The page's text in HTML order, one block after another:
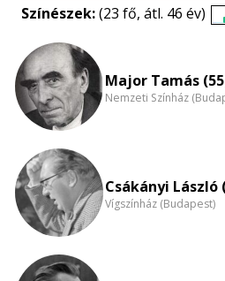
Színészek:(23 fő, átl. 46 év)
Major Tamás
Nemzeti Színház
Csákányi László
Vígszínház (Budapest)